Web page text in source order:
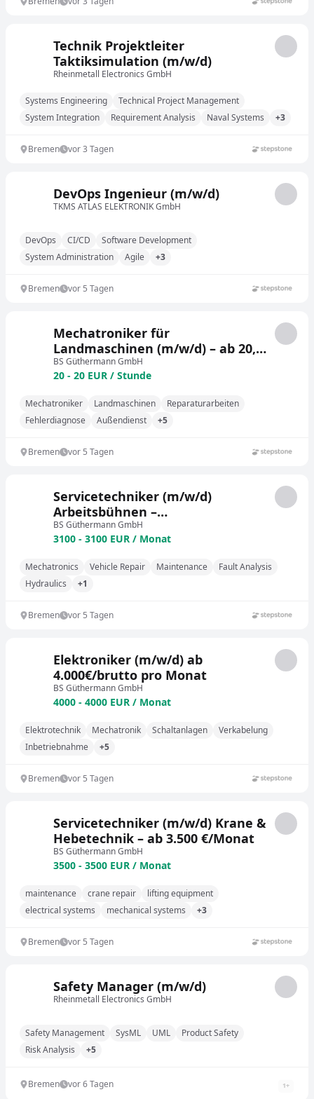
Technik Projektleiter
Taktiksimulation (m/w/d)
Rheinmetall Electronics GmbH
Systems Engineering
Technical Project Management
System Integration
Requirement Analysis Naval Systems +3
Bremen vor 3 Tagen
DevOps Ingenieur (m/w/d)
TKMS ATLAS ELEKTRONIK GmbH
DevOps CI/CD
Software Development
System Administration
Agile +3
Bremen vor 5 Tagen
Mechatroniker für
Landmaschinen (m/w/d) – ab 20,00
€ / Std. / Werkstatt & Außendienst
BS Güthermann GmbH
20 - 20 EUR / Stunde
Mechatroniker Landmaschinen
Reparaturarbeiten
Fehlerdiagnose
Außendienst +5
Bremen vor 5 Tagen
Servicetechniker (m/w/d)
Arbeitsbühnen –
Übernahmechance & ab 3.100 €
brutto
BS Güthermann GmbH
3100 - 3100 EUR / Monat
Mechatronics Vehicle Repair Maintenance
Fault Analysis
Hydraulics
+1
Bremen vor 5 Tagen
Elektroniker (m/w/d) ab
4.000€/brutto pro Monat
BS Güthermann GmbH
4000 - 4000 EUR / Monat
Elektrotechnik Mechatronik Schaltanlagen
Verkabelung
Inbetriebnahme
+5
Bremen vor 5 Tagen
Servicetechniker (m/w/d) Krane &
Hebetechnik – ab 3.500 €/Monat
BS Güthermann GmbH
3500 - 3500 EUR / Monat
maintenance crane repair
lifting equipment
electrical systems
mechanical systems +3
Bremen vor 5 Tagen
Safety Manager (m/w/d)
Rheinmetall Electronics GmbH
Safety Management SysML UML
Product Safety
Risk Analysis
+5
Bremen vor 6 Tagen 1+